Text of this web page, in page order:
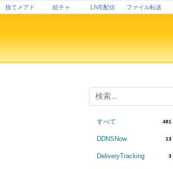
捨てメアド 絵チャ LIVE配信 ファイル転送
すべて 481
DDNSNow 13
DeliveryTracking 3